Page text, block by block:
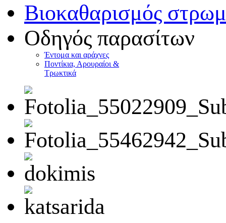
Βιοκαθαρισμός
Οδηγός παρασίτων
Έντομα και αράχνες
Ποντίκια, Αρουραίοι &
Τρωκτικά